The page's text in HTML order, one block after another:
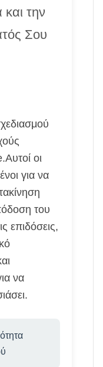
την
Σου
οι
για να
του
επιδόσεις,
να